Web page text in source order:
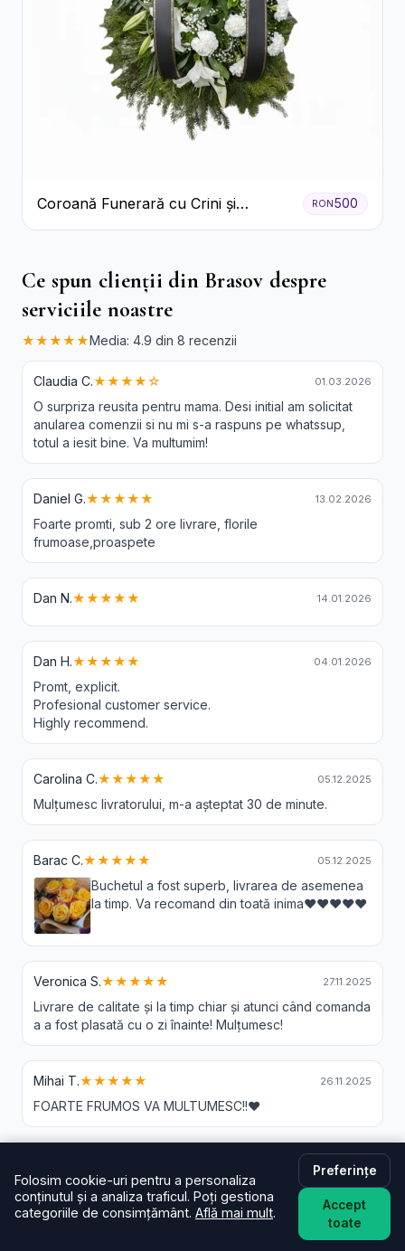
Coroană Funerară cu Crini și
Garoafe Albe
RON500
Ce spun clienții din Brasov despre
serviciile noastre
★★★★★Media: 4.9 din 8 recenzii
Claudia C.★★★★☆ 01.03.2026
O surpriza reusita pentru mama. Desi initial am solicitat
anularea comenzii si nu mi s-a raspuns pe whatssup,
totul a iesit bine. Va multumim!
Daniel G.★★★★★ 13.02.2026
Foarte promti, sub 2 ore livrare, florile
frumoase,proaspete
Dan N.★★★★★ 14.01.2026
Dan H.★★★★★ 04.01.2026
Promt, explicit.
Profesional customer service.
Highly recommend.
Carolina C.★★★★★ 05.12.2025
Mulțumesc livratorului, m-a așteptat 30 de minute.
Barac C.★★★★★ 05.12.2025
Buchetul a fost superb, livrarea de asemenea
la timp. Va recomand din toată inima❤️❤️❤️❤️❤️
Veronica S.★★★★★ 27.11.2025
Livrare de calitate și la timp chiar și atunci când comanda
a a fost plasată cu o zi înainte! Mulțumesc!
Mihai T.★★★★★ 26.11.2025
FOARTE FRUMOS VA MULTUMESC!!❤️
Livrare Flori Paraul Rece - Intrebari
Frecvente
Folosim cookie-uri pentru a personaliza
conținutul și a analiza traficul. Poți gestiona
categoriile de consimțământ. Află mai mult.
Preferințe
Accept
toate